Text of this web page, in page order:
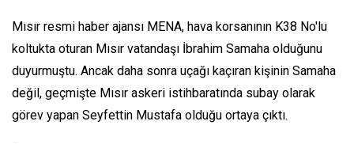
Mısır resmi haber ajansı MENA, hava korsanının K38 No'lu
koltukta oturan Mısır vatandaşı İbrahim Samaha olduğunu
duyurmuştu. Ancak daha sonra uçağı kaçıran kişinin Samaha
değil, geçmişte Mısır askeri istihbaratında subay olarak
görev yapan Seyfettin Mustafa olduğu ortaya çıktı.